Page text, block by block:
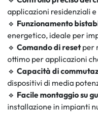
applicazioni residenziali
🔹 Funzionamento
energetico, ideale per
🔹 Comando di resetper
ottimo per applicazioni
🔹 Capacità di
dispositivi di media
🔹 Facile montaggio su
installazione in impianti